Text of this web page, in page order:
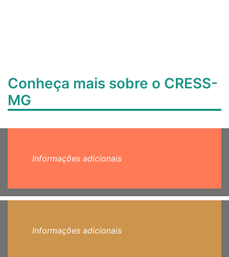
Conheça mais sobre o CRESS-
MG
Informações adicionais
Informações adicionais